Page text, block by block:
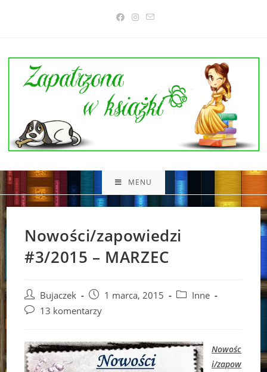
MENU
Nowości/zapowiedzi
#3/2015 – MARZEC
Post
author:
Bujaczek
Post
published:
1 marca, 2015
PostInne
Post13 komentarzy
Nowośc
i/zapow